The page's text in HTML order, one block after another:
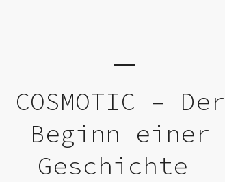
COSMOTIC – Der
Beginn einer
Geschichte